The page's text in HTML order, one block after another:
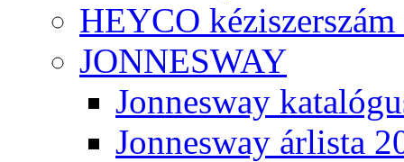
HEYCO
JONNESWAY
Jonnesway
Jonnesway árlista